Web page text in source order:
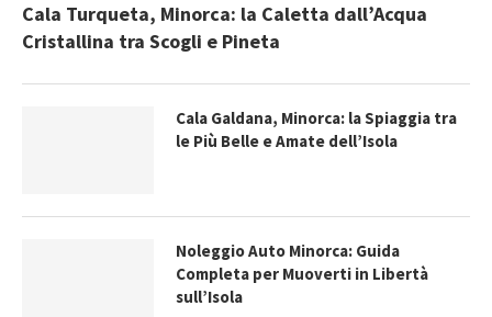
Cala Turqueta, Minorca: la Caletta dall’Acqua
Cristallina tra Scogli e Pineta
Cala Galdana, Minorca: la Spiaggia tra
le Più Belle e Amate dell’Isola
Noleggio Auto Minorca: Guida
Completa per Muoverti in Libertà
sull’Isola